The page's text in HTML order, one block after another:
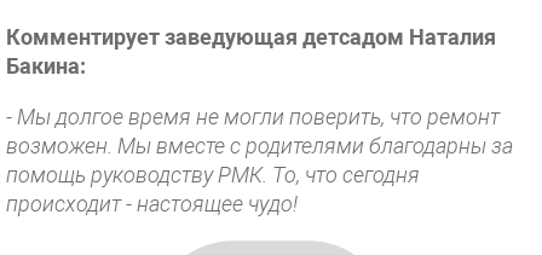
Комментирует заведующая детсадом Наталия
Бакина:
- Мы долгое время не могли поверить, что ремонт
возможен. Мы вместе с родителями благодарны за
помощь руководству РМК. То, что сегодня
происходит - настоящее чудо!